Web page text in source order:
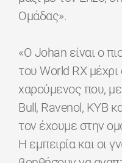
Ομάδας».
«Ο Johan είναι ο
του World RX μέχρι
χαρούμενος που,
Bull, Ravenol, KYB
τον έχουμε στην
Η εμπειρία και οι